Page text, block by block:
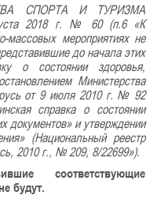
СПОРТА И ТУРИЗМА
2018 г. № 60 (п.6 «К
массовых мероприятиях не
до начала этих
о состоянии здоровья,
Министерства
от 9 июля 2010 г. № 92
справка о состоянии
документов» и утверждении
(Национальный реестр
2010 г., № 209, 8/22699»).
соответствующие
будут.